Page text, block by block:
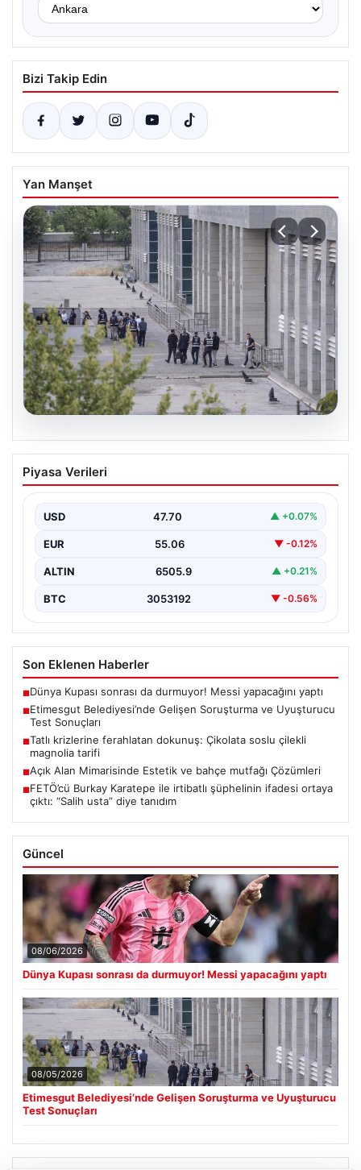
Bizi Takip Edin
Yan Manşet
Etimesgut Belediyesi’nde Gelişen
Soruşturma ve Uyuşturucu Test
Son günlerde yayılan haberler, Etimesgut
seriyor. Soruşturma kapsamında,…
Piyasa Verileri
USD 47.70 ▲ +0.07%
EUR 55.06 ▼ -0.12%
ALTIN 6505.9 ▲ +0.21%
BTC 3053192 ▼ -0.56%
Son Eklenen Haberler
■Dünya Kupası sonrası da durmuyor! Messi yapacağını yaptı
■Etimesgut Belediyesi’nde Gelişen Soruşturma ve Uyuşturucu
Test Sonuçları
■Tatlı krizlerine ferahlatan dokunuş: Çikolata soslu çilekli
magnolia tarifi
■Açık Alan Mimarisinde Estetik ve bahçe mutfağı Çözümleri
■FETÖ’cü Burkay Karatepe ile irtibatlı şüphelinin ifadesi ortaya
çıktı: “Salih usta” diye tanıdım
Güncel
08/06/2026
Dünya Kupası sonrası da durmuyor! Messi yapacağını yaptı
08/05/2026
Etimesgut Belediyesi’nde Gelişen Soruşturma ve Uyuşturucu
Test Sonuçları